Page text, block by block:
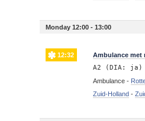
Monday 12:00 - 13:00
12:32 Ambulance met
A2 (DIA: ja)
Ambulance -
Zuid-Holland -